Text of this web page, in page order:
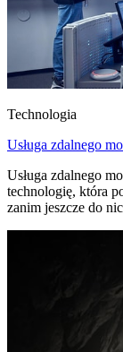
Technologia
Usługa zdalnego
Usługa zdalnego
technologię, która
zanim jeszcze do